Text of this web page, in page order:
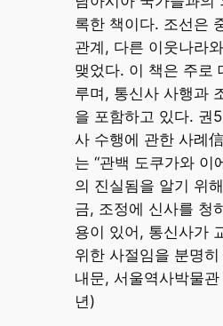
록한 책이다. 조선은
관계, 다른 이웃나라
맺었다. 이 책은 주로
루며, 통신사 사행과
을 포함하고 있다. 권
사 수행에 관한 사례
는 “관백 도쿠가와 이
의 진실됨을 알기 위
금, 조정에 신사를 청
용이 있어, 통신사가
위한 사절임을 분명
내문, 서울역사박물
년)